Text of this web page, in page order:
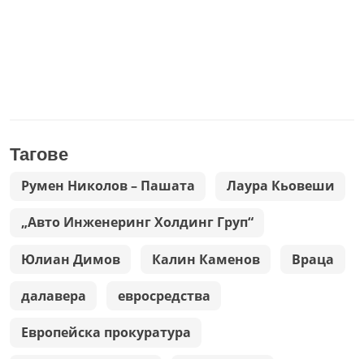
Тагове
Румен Николов – Пашата Лаура Кьовеши
„Авто Инженеринг Холдинг Груп“
Юлиан Димов Калин Каменов Враца
далавера евросредства
Европейска прокуратура